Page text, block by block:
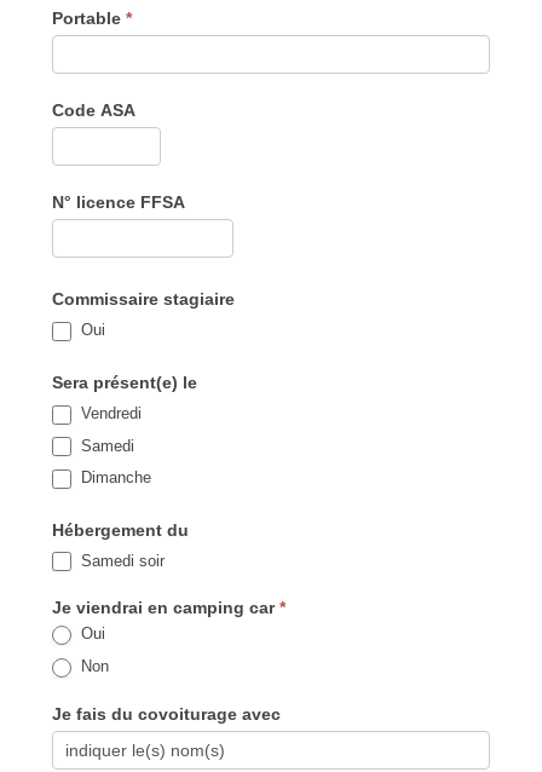
Portable *
Code ASA
N° licence FFSA
Commissaire stagiaire
Oui
Sera présent(e) le
Vendredi
Samedi
Dimanche
Hébergement du
Samedi soir
Je viendrai en camping car*
Oui
Non
Je fais du covoiturage avec